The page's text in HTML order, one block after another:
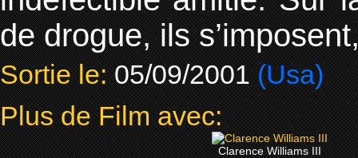
de drogue, ils
Sortie le: 05/09/2001 (Usa)
Plus de Film avec:
Clarence Williams III